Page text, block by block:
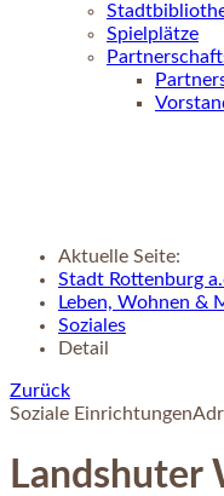
Spielplätze
Aktuelle Seite:
Stadt Rottenburg
Leben, Wohnen &
Soziales
Detail
Zurück
Soziale Einrichtungen
Landshuter